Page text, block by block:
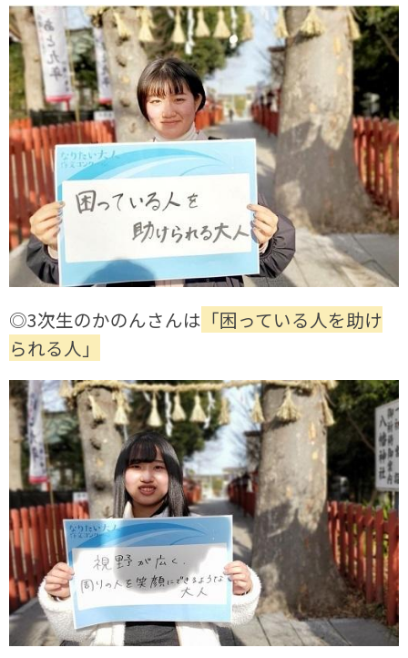
◎3次生のかのんさんは 「困っている人を助け
られる人」